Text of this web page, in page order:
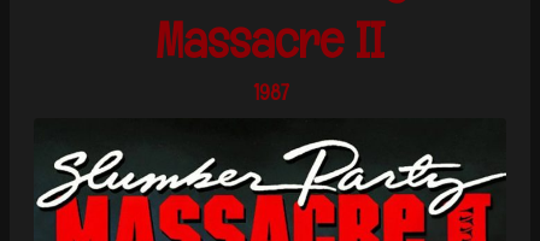
Massacre II
1987